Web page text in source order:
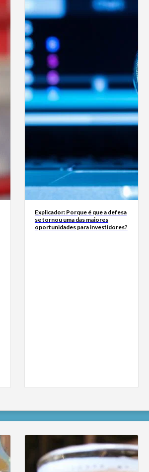
Explicador: Porque é que a defesa
se tornou uma das maiores
oportunidades para investidores?